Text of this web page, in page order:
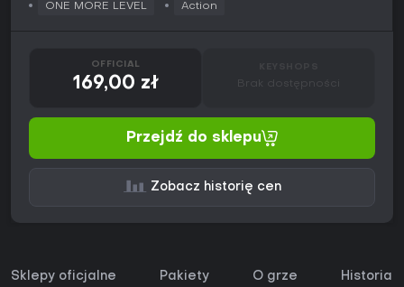
ONE MORE LEVEL Action
OFFICIAL
169,00 zł Brak dostępności
Przejdź do sklepu
Zobacz historię cen
Sklepy oficjalne Pakiety O grze Historia